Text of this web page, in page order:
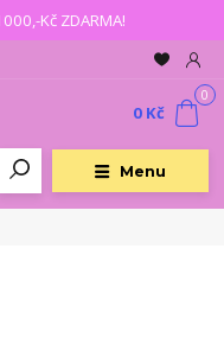
Kč ZDARMA!
Menu
0
0 Kč